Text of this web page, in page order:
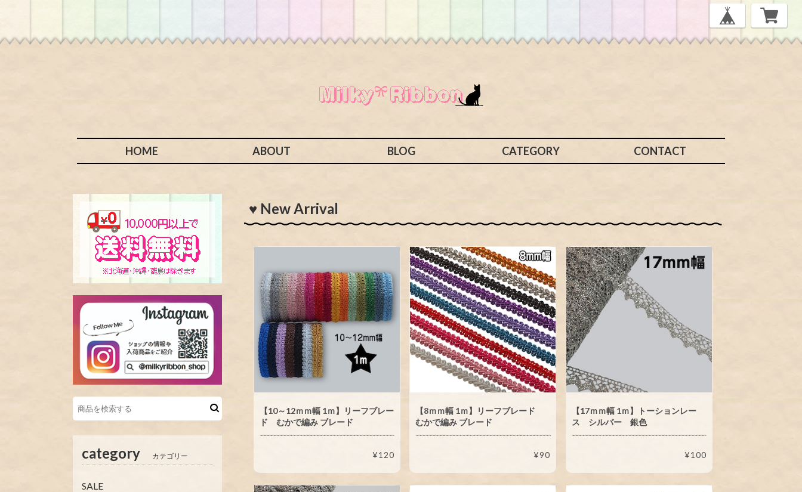
HOME ABOUT BLOG CATEGORY CONTACT
category カテゴリー
SALE
♥ New Arrival
【10～12ｍｍ幅 1ｍ】リーフブレー
ド むかで編み ブレード
¥120
【8ｍｍ幅 1ｍ】リーフブレード
むかで編み ブレード
¥90
【17ｍｍ幅 1ｍ】トーションレー
ス シルバー 銀色
¥100